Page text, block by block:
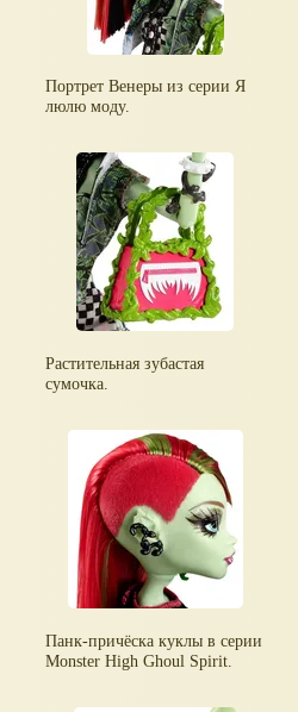
Портрет Венеры из серии Я
люлю моду.
Растительная зубастая
сумочка.
Панк-причёска куклы в серии
Monster High Ghoul Spirit.